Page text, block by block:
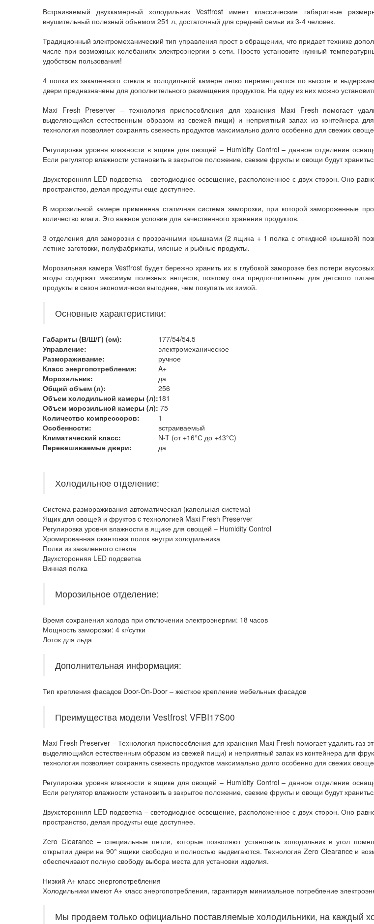
Встраиваемый двухкамерный холодильник Vestfrost имеет классические габаритные
внушительный полезный объемом 251 л, достаточный для средней семьи из 3-4 человек.
Традиционный электромеханический тип управления прост в обращении, что придает технике
числе при возможных колебаниях электроэнергии в сети. Просто установите нужный
удобством пользования!
4 полки из закаленного стекла в холодильной камере легко перемещаются по высоте и
двери предназначены для дополнительного размещения продуктов. На одну из них можно
Maxi Fresh Preserver – технология приспособления для хранения Maxi Fresh помогает
выделяющийся естественным образом из свежей пищи) и неприятный запах из контейнера
технология позволяет сохранять свежесть продуктов максимально долго особенно для свежих
Регулировка уровня влажности в ящике для овощей – Humidity Control – данное отделение
Если регулятор влажности установить в закрытое положение, свежие фрукты и овощи будут
Двухсторонняя LED подсветка – светодиодное освещение, расположенное с двух сторон. Оно
пространство, делая продукты еще доступнее.
В морозильной камере применена статичная система заморозки, при которой замороженные
количество влаги. Это важное условие для качественного хранения продуктов.
3 отделения для заморозки с прозрачными крышками (2 ящика + 1 полка с откидной крышкой)
летние заготовки, полуфабрикаты, мясные и рыбные продукты.
Морозильная камера Vestfrost будет бережно хранить их в глубокой заморозке без потери
ягоды содержат максимум полезных веществ, поэтому они предпочтительны для детского
продукты в сезон экономически выгоднее, чем покупать их зимой.
Основные характеристики:
Габариты (В/Ш/Г) (см):
177/54/54.5
Управление:
электромеханическое
Размораживание:
ручное
Класс энергопотребления:
A+
Морозильник:
да
Общий объем (л):
256
Объем холодильной камеры (л):181
Объем морозильной камеры (л): 75
Количество компрессоров:
1
Особенности:
встраиваемый
Климатический класс:
N-T (от +16°С до +43°С)
Перевешиваемые двери: да
Холодильное отделение:
Система размораживания автоматическая (капельная система)
Ящик для овощей и фруктов c технологией Maxi Fresh Preserver
Регулировка уровня влажности в ящике для овощей – Humidity Control
Хромированная окантовка полок внутри холодильника
Полки из закаленного стекла
Двухсторонняя LED подсветка
Винная полка
Морозильное отделение:
Время сохранения холода при отключении электроэнергии: 18 часов
Мощность заморозки: 4 кг/сутки
Лоток для льда
Дополнительная информация:
Тип крепления фасадов Door-On-Door – жесткое крепление мебельных фасадов
Преимущества модели Vestfrost VFBI17S00
Maxi Fresh Preserver – Технология приспособления для хранения Maxi Fresh помогает удалить газ
выделяющийся естественным образом из свежей пищи) и неприятный запах из контейнера для
технология позволяет сохранять свежесть продуктов максимально долго особенно для свежих
Регулировка уровня влажности в ящике для овощей – Humidity Control – данное отделение
Если регулятор влажности установить в закрытое положение, свежие фрукты и овощи будут
Двухсторонняя LED подсветка – светодиодное освещение, расположенное с двух сторон. Оно
пространство, делая продукты еще доступнее.
Zero Clearance – специальные петли, которые позволяют установить холодильник в угол
открытии двери на 90° ящики свободно и полностью выдвигаются. Технология Zero Clearance и
обеспечивают полную свободу выбора места для установки изделия.
Низкий А+ класс энергопотребления
Холодильники имеют А+ класс энергопотребления, гарантируя минимальное потребление
Мы продаем только официально поставляемые холодильники, на каждый